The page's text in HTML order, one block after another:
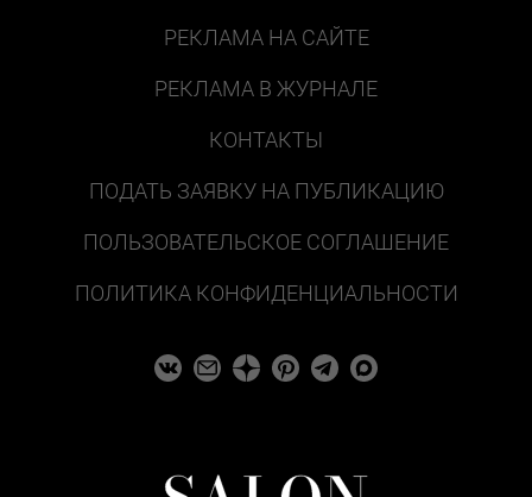
РЕКЛАМА НА САЙТЕ
РЕКЛАМА В ЖУРНАЛЕ
КОНТАКТЫ
ПОДАТЬ ЗАЯВКУ НА ПУБЛИКАЦИЮ
ПОЛЬЗОВАТЕЛЬСКОЕ СОГЛАШЕНИЕ
ПОЛИТИКА КОНФИДЕНЦИАЛЬНОСТИ